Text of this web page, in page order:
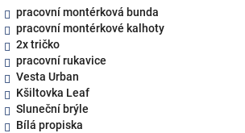
pracovní montérková bunda
pracovní montérkové kalhoty
2x tričko
pracovní rukavice
Vesta Urban
Kšiltovka Leaf
Sluneční brýle
Bílá propiska